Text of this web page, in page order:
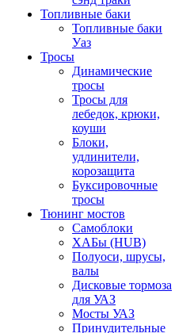
Топливные баки
Топливные баки
Уаз
Тросы
Динамические
тросы
Тросы для
лебедок, крюки,
коуши
Блоки,
удлинители,
корозащита
Буксировочные
тросы
Тюнинг мостов
Самоблоки
ХАБы (HUB)
Полуоси, шрусы,
валы
Дисковые тормоза
для УАЗ
Мосты УАЗ
Принудительные